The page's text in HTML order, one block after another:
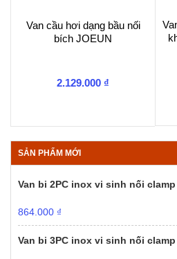
Van cầu hơi dạng bầu nối
bích JOEUN
2.129.000 ₫
SẢN PHẨM MỚI
Van bi 2PC inox vi sinh nối
864.000 ₫
Van bi 3PC inox vi sinh nối